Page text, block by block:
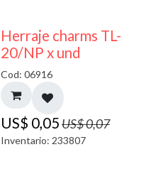
40% DESCUENTO
Herraje charms TL-
20/NP x und
Cod: 06916
US$ 0,05US$0,07
Inventario: 233807